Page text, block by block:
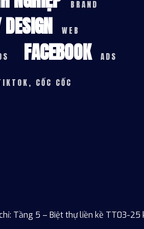
BRAND
WEB
FACEBOOK ADS
CỐC CỐC
Tầng 5 – Biệt thự liền kề TT03-25